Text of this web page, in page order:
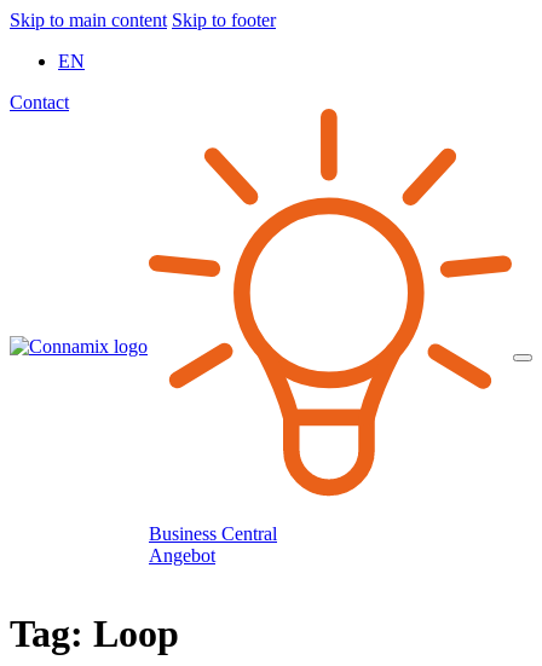
Skip to main content Skip to footer
EN
Contact
Business Central
Angebot
Tag: Loop